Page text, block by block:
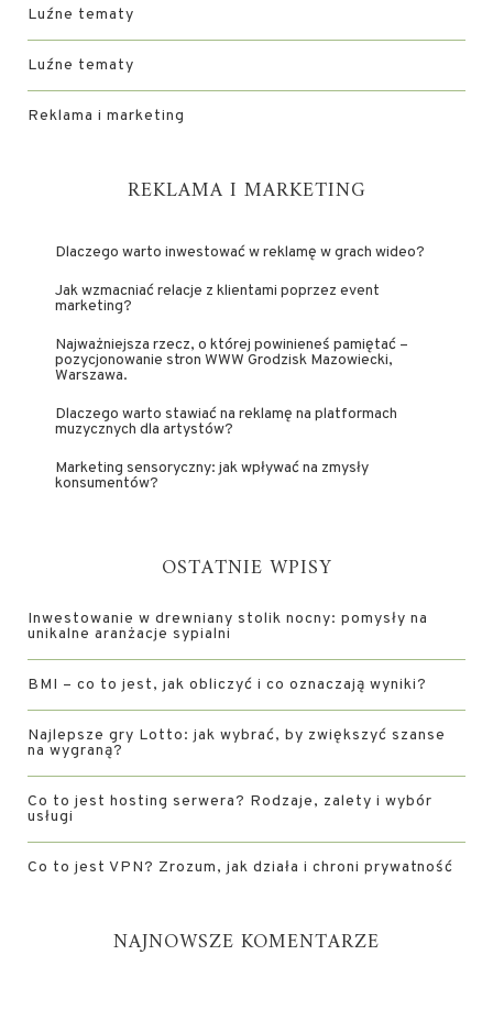
Luźne tematy
Luźne tematy
Reklama i marketing
REKLAMA I MARKETING
Dlaczego warto inwestować w reklamę w grach wideo?
Jak wzmacniać relacje z klientami poprzez event
marketing?
Najważniejsza rzecz, o której powinieneś pamiętać –
pozycjonowanie stron WWW Grodzisk Mazowiecki,
Warszawa.
Dlaczego warto stawiać na reklamę na platformach
muzycznych dla artystów?
Marketing sensoryczny: jak wpływać na zmysły
konsumentów?
OSTATNIE WPISY
Inwestowanie w drewniany stolik nocny: pomysły na
unikalne aranżacje sypialni
BMI – co to jest, jak obliczyć i co oznaczają wyniki?
Najlepsze gry Lotto: jak wybrać, by zwiększyć szanse
na wygraną?
Co to jest hosting serwera? Rodzaje, zalety i wybór
usługi
Co to jest VPN? Zrozum, jak działa i chroni prywatność
NAJNOWSZE KOMENTARZE